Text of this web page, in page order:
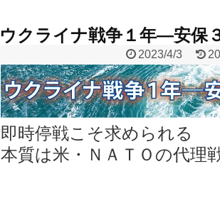
ウクライナ戦争１年―安保
2023/4/3
即時停戦こそ求められる
本質は米・ＮＡＴＯの代理